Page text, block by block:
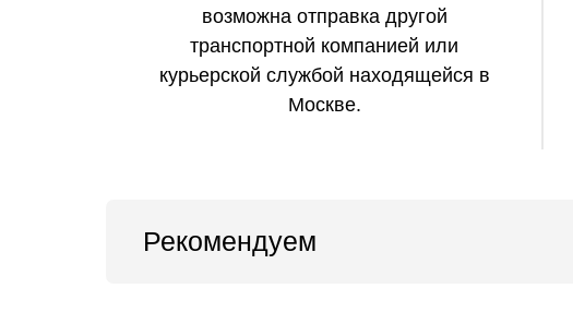
возможна отправка другой
транспортной компанией или
курьерской службой находящейся в
Москве.
Рекомендуем